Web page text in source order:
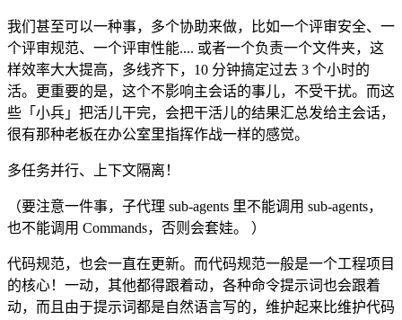
我们甚至可以一种事，多个协助来做，比如一个评审安全、一
个评审规范、一个评审性能.... 或者一个负责一个文件夹，这
样效率大大提高，多线齐下，10 分钟搞定过去 3 个小时的
活。更重要的是，这个不影响主会话的事儿，不受干扰。而这
些「小兵」把活儿干完，会把干活儿的结果汇总发给主会话，
很有那种老板在办公室里指挥作战一样的感觉。
多任务并行、上下文隔离！
（要注意一件事，子代理 sub-agents 里不能调用 sub-agents，
也不能调用 Commands，否则会套娃。 ）
代码规范，也会一直在更新。而代码规范一般是一个工程项目
的核心！一动，其他都得跟着动，各种命令提示词也会跟着
动，而且由于提示词都是自然语言写的，维护起来比维护代码